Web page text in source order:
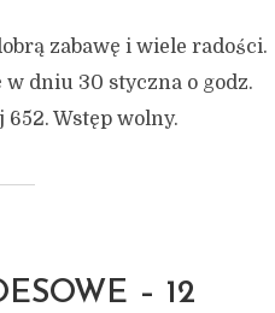
zabawę i wiele radości.
dniu 30 styczna o godz.
652. Wstęp wolny.
– 12